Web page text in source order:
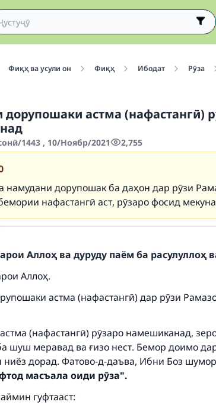
Фиқҳ ва усули он Фиқҳ Ибодат Рӯза
дорупошаки астма (нафастангӣ)
1443 , 10/Ноябр/2021 2,755
намудани дорупошак ба даҳон дар рӯзи
нафастангӣ аст, рӯзаро фосид
Аллоҳ ва дуруду паём ба расулуллоҳ
Аллоҳ.
астма (нафастангӣ) дар рӯзи
(нафастангӣ) рӯзаро намешиканад,
шуш меравад ва ғизо нест. Бемор доимо
ниёз дорад. Фатово-д-даъва, Ибни Боз
масъала оиди рӯза".
гуфтааст:
an impact on millions of
contribution today